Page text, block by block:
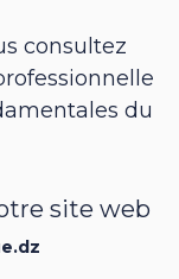
consultez
du
site web